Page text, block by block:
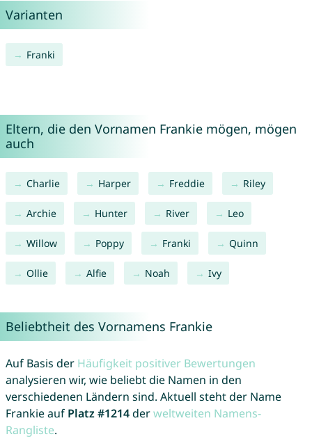
Varianten
Franki
Eltern, die den Vornamen Frankie mögen, mögen
auch
Charlie Harper Freddie Riley
Archie Hunter River Leo
Willow Poppy Franki Quinn
Ollie Alfie Noah Ivy
Beliebtheit des Vornamens Frankie
Auf Basis der Häufigkeit positiver Bewertungen
analysieren wir, wie beliebt die Namen in den
verschiedenen Ländern sind. Aktuell steht der Name
Frankie auf Platz #1214derweltweiten Namens-
Rangliste.